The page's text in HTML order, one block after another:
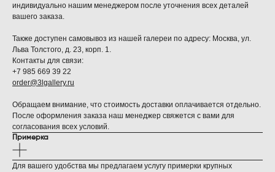
индивидуально нашим менеджером после уточнения всех деталей
вашего заказа.
Также доступен самовывоз из нашей галереи по адресу: Москва, ул.
Льва Толстого, д. 23, корп. 1.
Контакты для связи:
+7 985 669 39 22
order@3lgallery.ru
Обращаем внимание, что стоимость доставки оплачивается отдельно.
После оформления заказа наш менеджер свяжется с вами для
согласования всех условий.
Примерка
Для вашего удобства мы предлагаем услугу примерки крупных